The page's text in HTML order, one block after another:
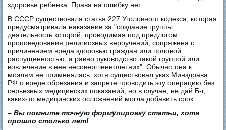
здоровье ребенка. Права на ошибку нет.
В СССР существовала статья 227 Уголовного кодекса, которая
предусматривала наказание за "создание группы,
деятельность которой, проводимая под предлогом
проповедования религиозных вероучений, сопряжена с
причинением вреда здоровью граждан или половой
распущенностью, а равно руководство такой группой или
вовлечение в нее несовершеннолетних". Обычно она к
моэлям не применялась, хотя существовал указ Минздрава
РФ о вреде обрезания и запрете проводить эту операцию без
серьезных медицинских показаний, но в случае, не дай Б-г,
каких-то медицинских осложнений могла добавить срок.
– Вы помните точную формулировку статьи, хотя
прошло столько лет!